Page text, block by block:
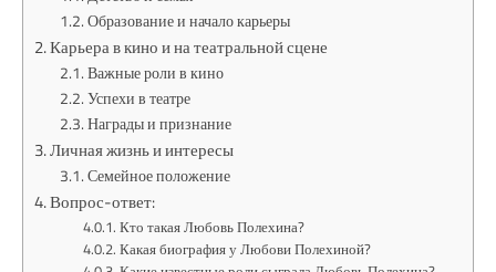
Образование и начало карьеры
Карьера в кино и на театральной сцене
Важные роли в кино
Успехи в театре
Награды и признание
Личная жизнь и интересы
Семейное положение
Вопрос-ответ:
Кто такая Любовь Полехина?
Какая биография у Любови Полехиной?